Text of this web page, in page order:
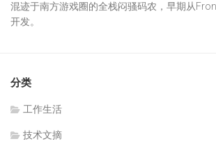
混迹于南方游戏圈的全栈闷骚码农，早期从
开发。
分类
工作生活
技术文摘